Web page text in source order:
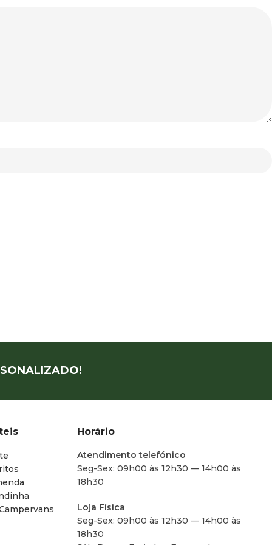
Horário
Atendimento telefónico
Seg-Sex: 09h00 às 12h30 — 14h00 às
18h30
Loja Física
Seg-Sex: 09h00 às 12h30 — 14h00 às
18h30